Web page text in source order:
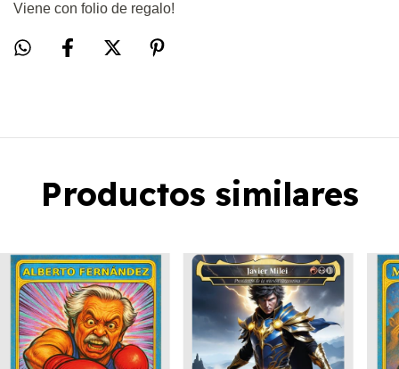
Viene con folio de regalo!
Productos similares